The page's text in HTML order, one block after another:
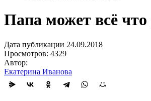
Папа может всё что
Дата публикации 24.09.2018
Просмотров: 4329
Автор:
Екатерина Иванова